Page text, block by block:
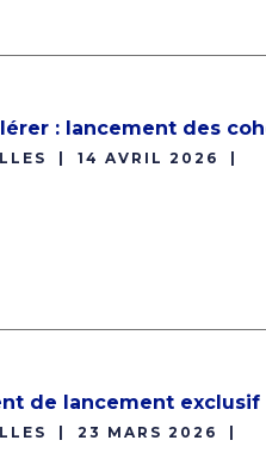
: lancement des
14 AVRIL 2026
de lancement exclusif
23 MARS 2026